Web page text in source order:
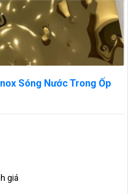
Sóng Nước Trong Ốp
giá